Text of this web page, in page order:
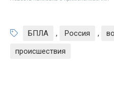
БПЛА , Россия ,
происшествия